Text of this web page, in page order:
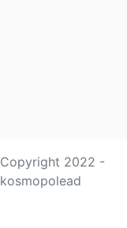
Copyright 2022 -
kosmopolead